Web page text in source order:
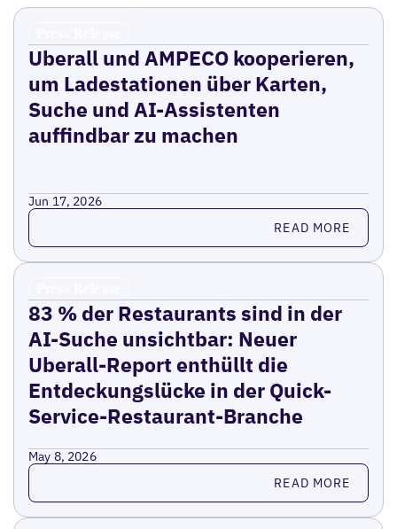
Uberall und AMPECO kooperieren,
um Ladestationen über Karten,
Suche und AI-Assistenten
auffindbar zu machen
Jun 17, 2026
Read more READ MORE
83 % der Restaurants sind in der
AI-Suche unsichtbar: Neuer
Uberall-Report enthüllt die
Entdeckungslücke in der Quick-
Service-Restaurant-Branche
May 8, 2026
Read more READ MORE